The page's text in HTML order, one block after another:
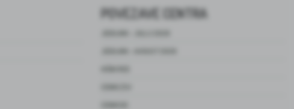
POVEZAVE CENTRA